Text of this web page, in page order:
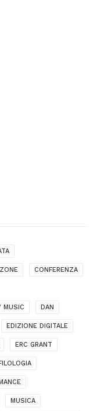
CONFERENZA
MUSIC DAN
EDIZIONE DIGITALE
ERC GRANT
MUSICA